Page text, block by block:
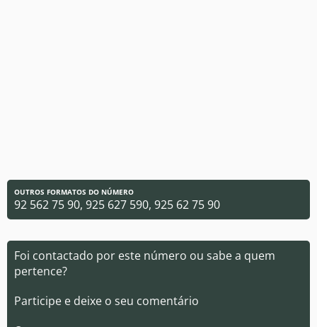
OUTROS FORMATOS DO NÚMERO
92 562 75 90, 925 627 590, 925 62 75 90
Foi contactado por este número ou sabe a quem
pertence?
Participe e deixe o seu comentário